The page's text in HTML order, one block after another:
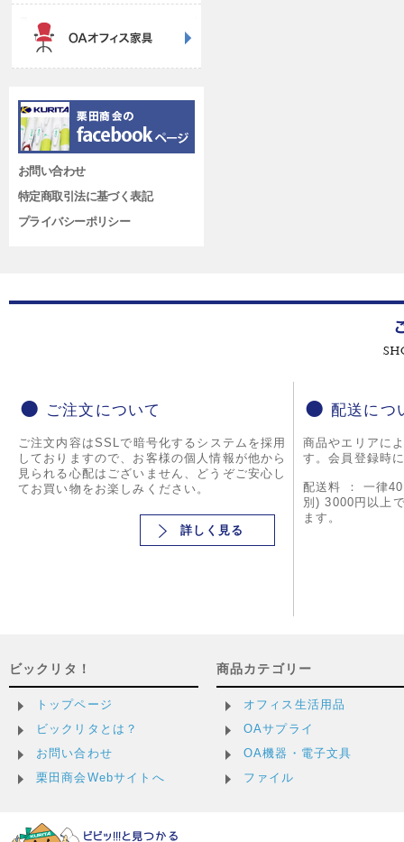
お問い合わせ
特定商取引法に基づく表記
プライバシーポリシー
ご注文について
ご注文内容はSSLで暗号化するシステムを採用
しておりますので、お客様の個人情報が他から
見られる心配はございません、どうぞご安心し
てお買い物をお楽しみください。
詳しく見る
配送につ
商品やエリアに
す。会員登録時
配送料 ： 一律
別) 3000円以上
ます。
ビックリタ！
トップページ
ビックリタとは？
お問い合わせ
栗田商会Webサイトへ
商品カテゴリー
オフィス生活用品
OAサプライ
OA機器・電子文具
ファイル